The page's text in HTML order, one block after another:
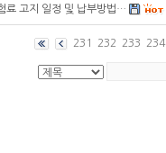
료 고지 일정 및 납부방법…
231 232 233 234